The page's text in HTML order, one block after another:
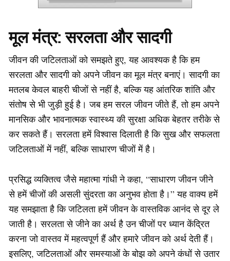
मूल मंत्र: सरलता और सादगी
जीवन की जटिलताओं को समझते हुए, यह आवश्यक है कि हम
सरलता और सादगी को अपने जीवन का मूल मंत्र बनाएं। सादगी का
मतलब केवल बाहरी चीजों से नहीं है, बल्कि यह आंतरिक शांति और
संतोष से भी जुड़ी हुई है। जब हम सरल जीवन जीते हैं, तो हम अपने
मानसिक और भावनात्मक स्वास्थ्य की सुरक्षा अधिक बेहतर तरीके से
कर सकते हैं। सरलता हमें विश्वास दिलाती है कि सुख और सफलता
जटिलताओं में नहीं, बल्कि साधारण चीजों में है।
प्रसिद्ध व्यक्तित्व जैसे महात्मा गांधी ने कहा, “साधारण जीवन जीने
से हमें चीजों की असली सुंदरता का अनुभव होता है।” यह वाक्य हमें
यह समझाता है कि जटिलता हमें जीवन के वास्तविक आनंद से दूर ले
जाती है। सरलता से जीने का अर्थ है उन चीजों पर ध्यान केंद्रित
करना जो वास्तव में महत्वपूर्ण हैं और हमारे जीवन को अर्थ देती हैं।
इसलिए, जटिलताओं और समस्याओं के बोझ को अपने कंधों से उतार